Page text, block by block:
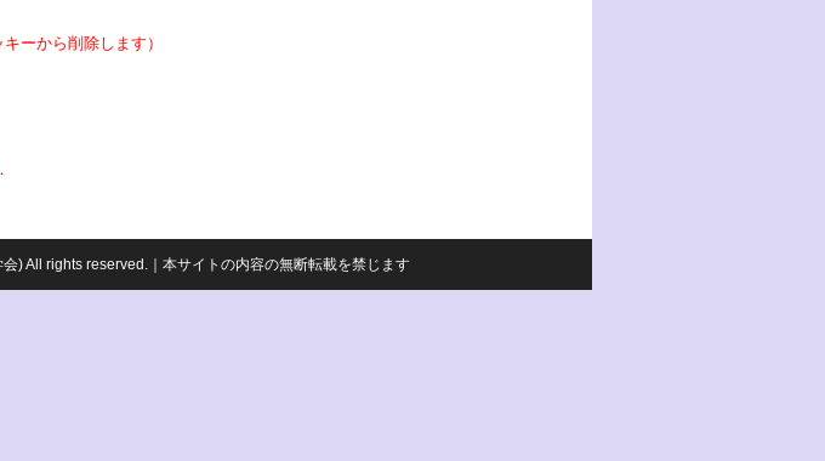
ーから削除します）
) All rights reserved.｜本サイトの内容の無断転載を禁じます